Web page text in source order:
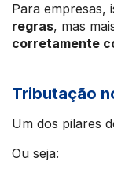
Para empresas,
regras, mas
corretamente
Tributação
Um dos pilares
Ou seja: